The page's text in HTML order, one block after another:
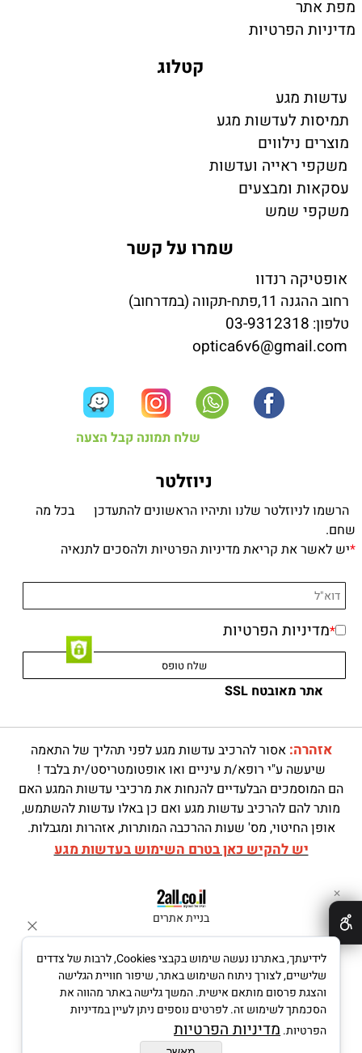
מפת אתר
מדיניות הפרטיות
קטלוג
עדשות מגע
תמיסות לעדשות מגע
מוצרים נילווים
משקפי ראייה ועדשות
עסקאות ומבצעים
משקפי שמש
שמרו על קשר
אופטיקה רנדוו
רחוב ההגנה 11,פתח-תקווה (במדרחוב)
טלפון: 03-9312318
שלח תמונה קבל הצעה
ניוזלטר
הרשמו לניוזלטר שלנו ותיהיו הראשונים להתעדכן בכל מה
שחם.
*יש לאשר את קריאת מדיניות הפרטיות ולהסכים לתנאיה
*מדיניות הפרטיות
אתר מאובטח SSL
אזהרה: אסור להרכיב עדשות מגע לפני תהליך של התאמה
שיעשה ע"י רופא/ת עיניים ואו אופטומטריסט/ית בלבד !
הם המוסמכים הבלעדיים להנחות את מרכיבי עדשות המגע האם
מותר להם להרכיב עדשות מגע ואם כן באלו עדשות להשתמש,
אופן החיטוי, מס' שעות ההרכבה המותרות, אזהרות ומגבלות.
יש להקיש כאן בטרם השימוש בעדשות מגע
בניית אתרים
✕
לידיעתך, באתרנו נעשה שימוש בקבצי Cookies, לרבות של צדדים
שלישיים, לצורך ניתוח השימוש באתר, שיפור חוויית הגלישה
והצגת פרסום מותאם אישית. המשך גלישה באתר מהווה את
הסכמתך לשימוש זה. לפרטים נוספים ניתן לעיין במדיניות
הפרטיות.מדיניות הפרטיות